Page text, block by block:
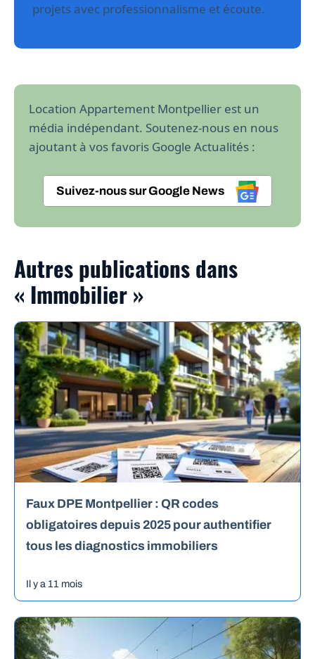
projets avec professionnalisme et écoute.
Location Appartement Montpellier est un
média indépendant. Soutenez-nous en nous
ajoutant à vos favoris Google Actualités :
Suivez-nous sur Google News
Autres publications dans
« Immobilier »
Faux DPE Montpellier : QR codes
obligatoires depuis 2025 pour authentifier
tous les diagnostics immobiliers
Il y a 11 mois